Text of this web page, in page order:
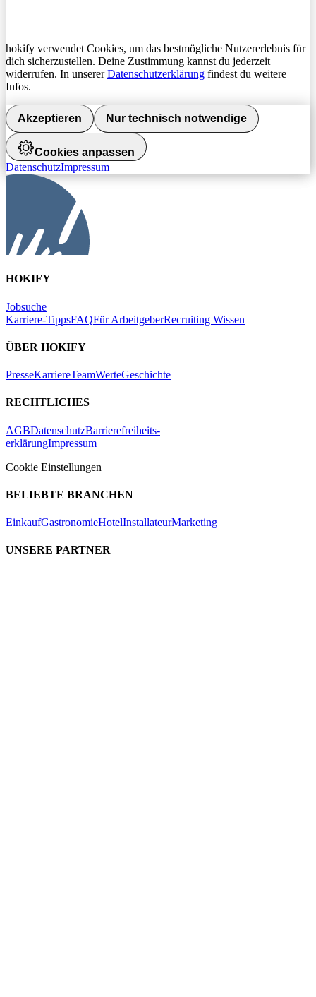
hokify verwendet Cookies, um das bestmögliche Nutzererlebnis für
dich sicherzustellen. Deine Zustimmung kannst du jederzeit
widerrufen. In unsererDatenschutzerklärung findest du weitere
Infos.
Akzeptieren Nur technisch notwendige
Cookies anpassen
DatenschutzImpressum
HOKIFY
Jobsuche
Karriere-TippsFAQFür ArbeitgeberRecruiting Wissen
ÜBER HOKIFY
PresseKarriereTeamWerteGeschichte
RECHTLICHES
AGBDatenschutzBarrierefreiheits-
erklärungImpressum
Cookie Einstellungen
BELIEBTE BRANCHEN
EinkaufGastronomieHotelInstallateurMarketing
UNSERE PARTNER